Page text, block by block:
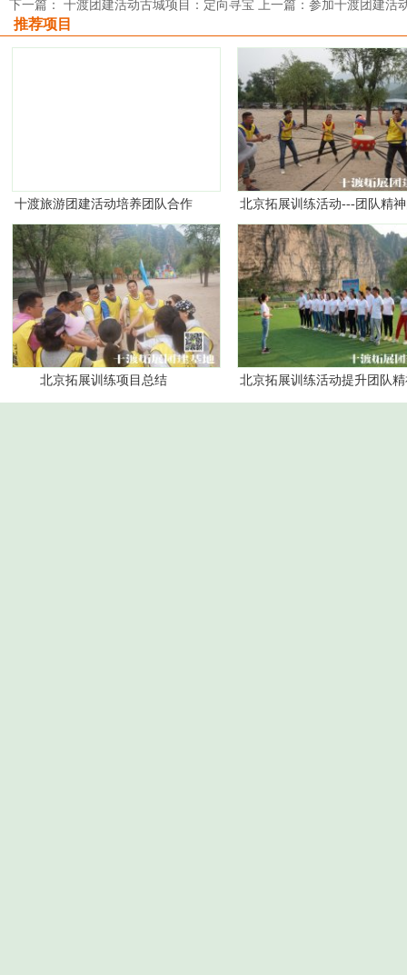
下一篇： 十渡团建活动古城项目：定向寻宝 上一篇：参加十渡团建活
推荐项目
十渡旅游团建活动培养团队合作
精神
北京拓展训练活动---团队精
意义
北京拓展训练项目总结 北京拓展训练活动提升团队